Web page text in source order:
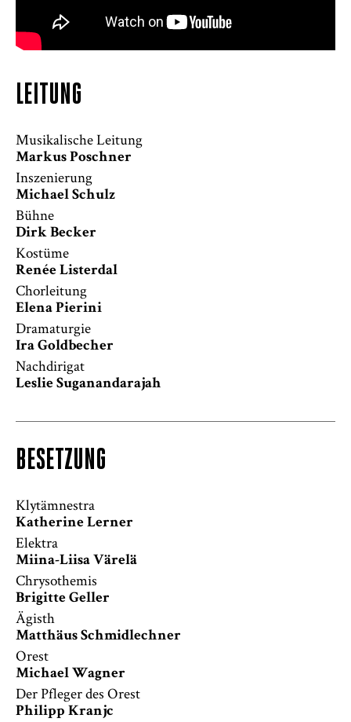
LEITUNG
Musikalische Leitung
Markus Poschner
Inszenierung
Michael Schulz
Bühne
Dirk Becker
Kostüme
Renée Listerdal
Chorleitung
Elena Pierini
Dramaturgie
Ira Goldbecher
Nachdirigat
Leslie Suganandarajah
BESETZUNG
Klytämnestra
Katherine Lerner
Elektra
Miina-Liisa Värelä
Chrysothemis
Brigitte Geller
Ägisth
Matthäus Schmidlechner
Orest
Michael Wagner
Der Pfleger des Orest
Philipp Kranjc